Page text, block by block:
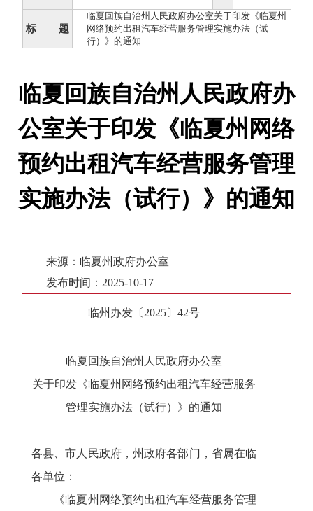
标 题
临夏回族自治州人民政府办公室关于印发《临夏州
网络预约出租汽车经营服务管理实施办法（试
行）》的通知
临夏回族自治州人民政府办
公室关于印发《临夏州网络
预约出租汽车经营服务管理
实施办法（试行）》的通知
来源：临夏州政府办公室
发布时间：2025-10-17
临州办发〔2025〕42号
临夏回族自治州人民政府办公室
关于印发《临夏州网络预约出租汽车经营服务
管理实施办法（试行）》的通知
各县、市人民政府，州政府各部门，省属在临
各单位：
《临夏州网络预约出租汽车经营服务管理